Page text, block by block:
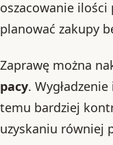
oszacowanie
planować zakupy
Zaprawę można
pacy.
temu bardziej
uzyskaniu równiej